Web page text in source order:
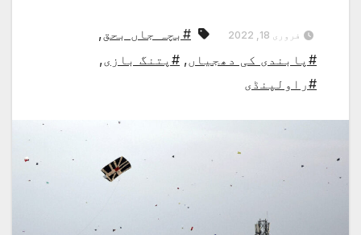
فروری 18, 2022 #بچہ جاں بحق,
#پابندی کی دھجیاں, #پتنگ بازی,
#راولپنڈی